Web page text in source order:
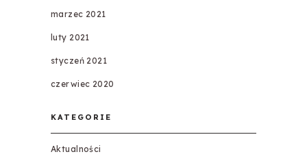
marzec 2021
luty 2021
styczeń 2021
czerwiec 2020
KATEGORIE
Aktualności